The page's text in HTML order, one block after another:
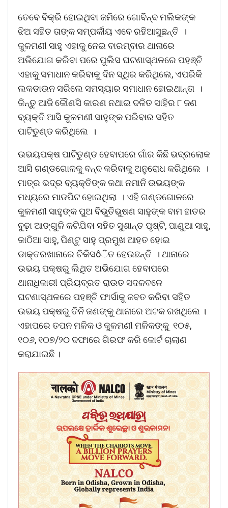
ତେବେ ବିକ୍ରି ହୋଇଥିବା ଜମିରେ ଗୋବିନ୍ଦ ମଲିକଙ୍କ
ଝିଅ ସହିତ ତାଙ୍କ ସମ୍ପର୍କୀୟ ଏବେ ରହିଆସୁଛନ୍ତି ।
କୁଳମଣୀ ସାହୁ ଏହାକୁ ନେଇ ବାରମ୍ବାର ଥାନାରେ
ଅଭିଯୋଗ କରିବା ପରେ ପୁଲିସ ଘଟଣାସ୍ଥଳରେ ପହଞ୍ଚି
ଏହାକୁ ସମାଧାନ କରିବାକୁ ଦିନ ସ୍ଥିର କରିଥିଲେ, ଏପରିକି
ଲକଡାଉନ ସରିଲେ ସମସ୍ୟାର ସମାଧାନ ହୋଇଥାନ୍ତା ।
କିନ୍ତୁ ଆଜି କୌଣସି କାରଣ ନଥାଇ ଦଳିତ ସାହିର ୮ ଜଣ
ବ୍ୟକ୍ତି ଆସି କୁଳମଣୀ ସାହୁଙ୍କ ପରିବାର ସହିତ
ପାଟିତୁଣ୍ଡ କରିଥିଲେ ।
ଉଭୟପକ୍ଷ ପାଟିତୁଣ୍ଡ ହେବାପରେ ଗାଁର କିଛି ଭଦ୍ରଲୋକ
ଆସି ଗଣ୍ଡଗୋଳକୁ ବନ୍ଦ କରିବାକୁ ଅନୁରୋଧ କରିଥିଲେ ।
ମାତ୍ର ଭଦ୍ର ବ୍ୟକ୍ତିଙ୍କ କଥା ନମାନି ଉଭୟଙ୍କ
ମଧ୍ୟରେ ମାଡପିଟ ହୋଇଥିଲା । ଏହି ଗଣ୍ଡଗୋଳରେ
କୁଳମଣୀ ସାହୁଙ୍କ ପୁଅ ବିଭୁତିଭୁଷଣ ସାହୁଙ୍କ ବାମ ହାତର
ବୁଢ଼ା ଆଙ୍ଗୁଳି କଟିଯିବା ସହିତ ସୁଶାନ୍ତ ପୃଷ୍ଟି, ପାଣୁଆ ସାହୁ,
କାଠିଆ ସାହୁ, ପିଣ୍ଟୁ ସାହୁ ପ୍ରମୁଖ ଆହତ ହୋଇ
ଡାକ୍ତରଖାନାରେ ଚିକିସôିତ ହେଉଛନ୍ତି । ଥାନାରେ
ଉଭୟ ପକ୍ଷରୁ ଲିଥିତ ଅଭିଯୋଗ ହେବାପରେ
ଥାନାଧିକାରୀ ପ୍ରିୟବ୍ରତ ରାଉତ ସଦଳବଳେ
ଘଟଣାସ୍ଥଳରେ ପହଞ୍ଚି ଫାର୍ସାକୁ ଜବତ କରିବା ସହିତ
ଉଭୟ ପକ୍ଷରୁ ତିନି ଜଣଙ୍କୁ ଥାନାରେ ଅଟକ ରଖଥିଲେ ।
ଏହାପରେ ତପନ ମଳିକ ଓ କୁଳମଣୀ ମଳିକଙ୍କୁ ୧୦୫,
୧୦୬, ୧୦୭/୨୦ ଦଫାରେ ଗିରଫ କରି କୋର୍ଟ ଚାଲାଣ
କରାଯାଇଛି ।